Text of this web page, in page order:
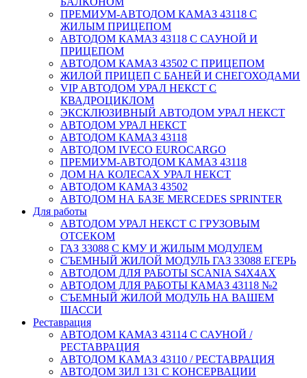
ПРЕМИУМ-АВТОДОМ КАМАЗ 43118 С
ЖИЛЫМ ПРИЦЕПОМ
АВТОДОМ КАМАЗ 43118 С САУНОЙ И
ПРИЦЕПОМ
АВТОДОМ КАМАЗ 43502 С ПРИЦЕПОМ
ЖИЛОЙ ПРИЦЕП С БАНЕЙ И СНЕГОХОДАМИ
VIP АВТОДОМ УРАЛ НЕКСТ С
КВАДРОЦИКЛОМ
ЭКСКЛЮЗИВНЫЙ АВТОДОМ УРАЛ НЕКСТ
АВТОДОМ УРАЛ НЕКСТ
АВТОДОМ КАМАЗ 43118
АВТОДОМ IVECO EUROCARGO
ПРЕМИУМ-АВТОДОМ КАМАЗ 43118
ДОМ НА КОЛЕСАХ УРАЛ НЕКСТ
АВТОДОМ КАМАЗ 43502
АВТОДОМ НА БАЗЕ MERCEDES SPRINTER
Для работы
АВТОДОМ УРАЛ НЕКСТ С ГРУЗОВЫМ
ОТСЕКОМ
ГАЗ 33088 С КМУ И ЖИЛЫМ МОДУЛЕМ
СЪЕМНЫЙ ЖИЛОЙ МОДУЛЬ ГАЗ 33088 ЕГЕРЬ
АВТОДОМ ДЛЯ РАБОТЫ SCANIA S4X4AX
АВТОДОМ ДЛЯ РАБОТЫ КАМАЗ 43118 №2
СЪЕМНЫЙ ЖИЛОЙ МОДУЛЬ НА ВАШЕМ
ШАССИ
Реставрация
АВТОДОМ КАМАЗ 43114 С САУНОЙ /
РЕСТАВРАЦИЯ
АВТОДОМ КАМАЗ 43110 / РЕСТАВРАЦИЯ
АВТОДОМ ЗИЛ 131 С КОНСЕРВАЦИИ